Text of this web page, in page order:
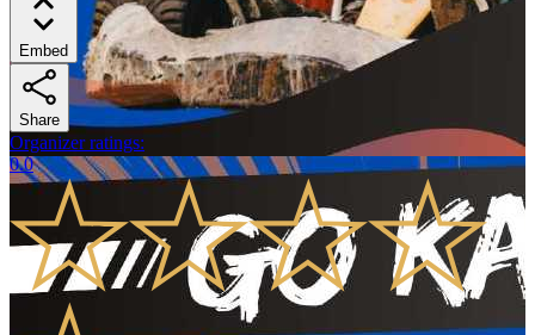
Embed
Share
Organizer ratings:
0.0